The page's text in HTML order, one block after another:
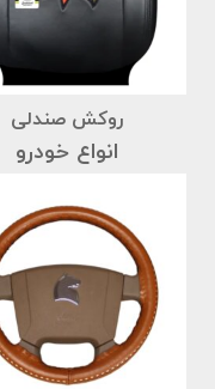
روکش صندلی
انواع خودرو